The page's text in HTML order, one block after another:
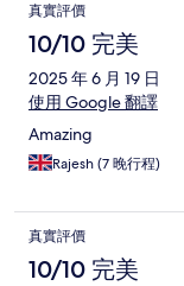
真實評價
10/10 完美
2025 年 6 月 19 日
使用 Google 翻譯
Amazing
Rajesh (7 晚行程)
真實評價
10/10 完美